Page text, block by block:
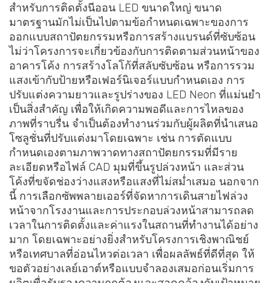
สำหรับการติดตั้งนีออน LED ขนาดใหญ่ ขนาด
มาตรฐานมักไม่เป็นไปตามข้อกำหนดเฉพาะของการ
ออกแบบสถาปัตยกรรมหรือการสร้างแบรนด์ที่ซับซ้อน
ไม่ว่าโครงการจะเกี่ยวข้องกับการติดตามส่วนหน้าของ
อาคารโค้ง การสร้างโลโก้ที่สลับซับซ้อน หรือการรวม
แสงเข้ากับป้ายหรือเฟอร์นิเจอร์แบบกำหนดเอง การ
ปรับแต่งความยาวและรูปร่างของ LED Neon ที่แม่นยำ
เป็นสิ่งสำคัญ เพื่อให้เกิดความพอดีและการไหลของ
ภาพที่ราบรื่น จำเป็นต้องทำงานร่วมกับผู้ผลิตที่นำเสนอ
โซลูชั่นที่ปรับแต่งมาโดยเฉพาะ เช่น การตัดแบบ
กำหนดเองตามภาพวาดทางสถาปัตยกรรมที่มีราย
ละเอียดหรือไฟล์ CAD มุมที่ขึ้นรูปล่วงหน้า และส่วน
โค้งที่ขจัดช่องว่างแสงหรือแสงที่ไม่สม่ำเสมอ นอกจาก
นี้ การเลือกซัพพลายเออร์ที่จัดหาการเดินสายไฟล่วง
หน้าจากโรงงานและการประกอบล่วงหน้าสามารถลด
เวลาในการติดตั้งและค่าแรงในสถานที่ทำงานได้อย่าง
มาก โดยเฉพาะอย่างยิ่งสำหรับโครงการเชิงพาณิชย์
หรือเทศบาลที่อ่อนไหวต่อเวลา เพื่อผลลัพธ์ที่ดีที่สุด ให้
ขอตัวอย่างเลย์เอาต์หรือแบบจำลองเสมอก่อนเริ่มการ